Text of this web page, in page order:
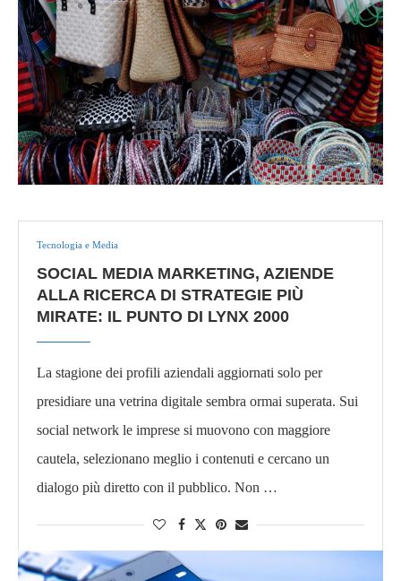
Tecnologia e Media
SOCIAL MEDIA MARKETING, AZIENDE
ALLA RICERCA DI STRATEGIE PIÙ
MIRATE: IL PUNTO DI LYNX 2000
La stagione dei profili aziendali aggiornati solo per
presidiare una vetrina digitale sembra ormai superata. Sui
social network le imprese si muovono con maggiore
cautela, selezionano meglio i contenuti e cercano un
dialogo più diretto con il pubblico. Non …